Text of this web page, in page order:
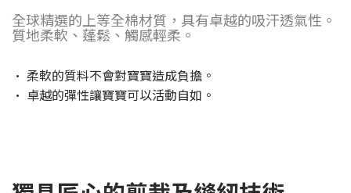
全球精選的上等全棉材質，具有卓越的吸汗透氣性。
質地柔軟、蓬鬆、觸感輕柔。
· 柔軟的質料不會對寶寶造成負擔。
· 卓越的彈性讓寶寶可以活動自如。